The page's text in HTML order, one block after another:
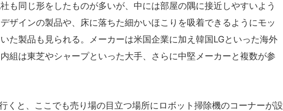
も同じ形をしたものが多いが、中には部屋の隅に接近しやすいよう
ザインの製品や、床に落ちた細かいほこりを吸着できるようにモッ
た製品も見られる。メーカーは米国企業に加え韓国LGといった海外
組は東芝やシャープといった大手、さらに中堅メーカーと複数が参
くと、ここでも売り場の目立つ場所にロボット掃除機のコーナーが設